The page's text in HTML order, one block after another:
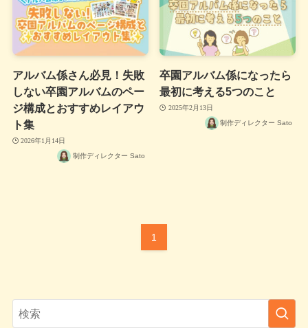
アルバム係さん必見！失敗
しない卒園アルバムのペー
ジ構成とおすすめレイアウ
ト集
2026年1月14日
制作ディレクター Sato
卒園アルバム係になったら
最初に考える5つのこと
2025年2月13日
制作ディレクター Sato
1